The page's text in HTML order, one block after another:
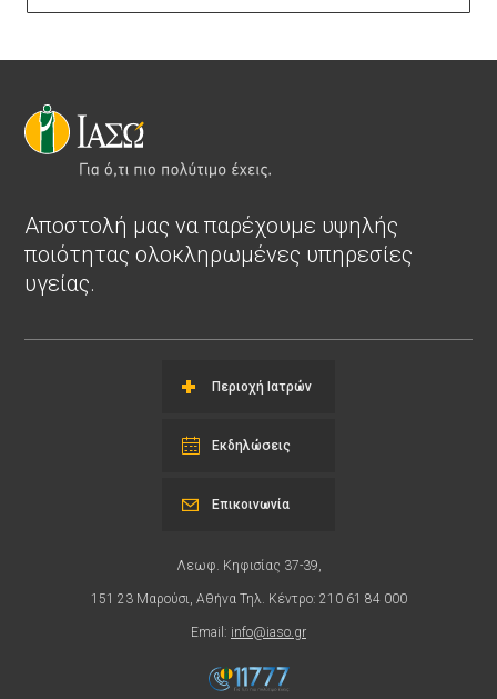
Αποστολή μας να παρέχουμε υψηλής
ποιότητας ολοκληρωμένες υπηρεσίες
υγείας.
Περιοχή Ιατρών
Εκδηλώσεις
Λεωφ. Κηφισίας 37-39,
151 23 Μαρούσι, Αθήνα Τηλ. Κέντρο: 210 61 84 000
Email: info@iaso.gr
Επικοινωνία